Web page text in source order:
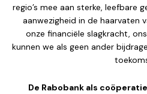
regio’s mee aan sterke, leefbare
aanwezigheid in de haarvaten
onze financiële slagkracht,
kunnen we als geen ander
De Rabobank als coöperatie